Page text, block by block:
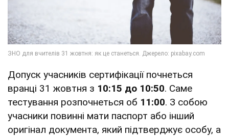
Допуск учасників сертифікації почнеться
вранці 31 жовтня з 10:15 до 10:50. Саме
тестування розпочнеться об 11:00. З собою
учасники повинні мати паспорт або інший
оригінал документа, який підтверджує особу, а